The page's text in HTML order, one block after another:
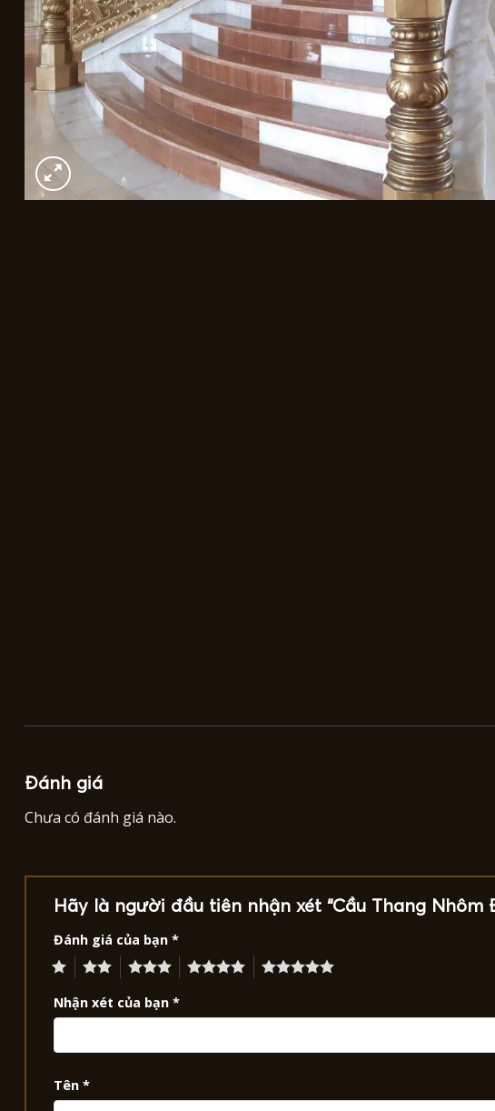
Đánh giá
Chưa có đánh giá nào.
Hãy là người đầu tiên nhận xét “Cầu Thang Nhôm
Đánh giá của bạn *
4 5
Nhận xét của bạn *
Tên *